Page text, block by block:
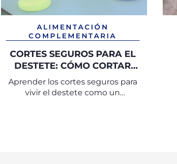
ALIMENTACIÓN
COMPLEMENTARIA
CORTES SEGUROS PARA EL
DESTETE: CÓMO CORTAR
LOS ALIMENTOS Y
SERVIRLOS DE FORMA
Aprender los cortes seguros para
vivir el destete como un